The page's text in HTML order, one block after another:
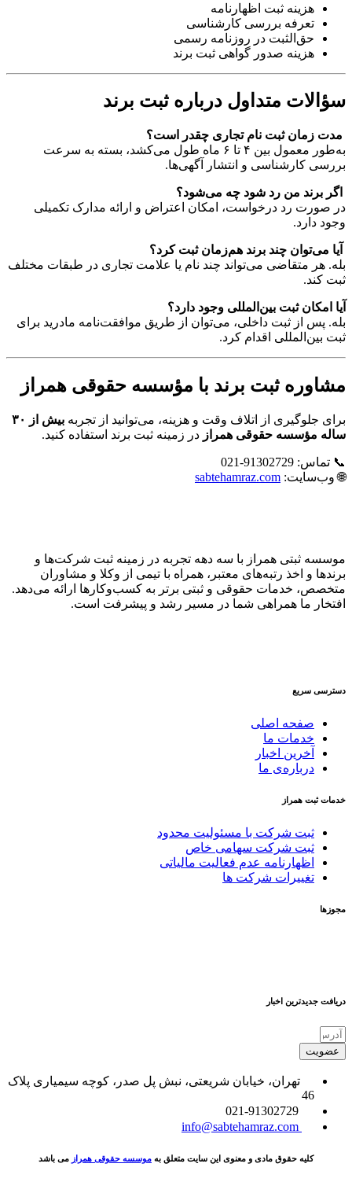
هزینه ثبت اظهارنامه
تعرفه بررسی کارشناسی
حق‌الثبت در روزنامه رسمی
هزینه صدور گواهی ثبت برند
سؤالات متداول درباره ثبت برند
مدت زمان ثبت نام تجاری چقدر است؟
به‌طور معمول بین ۴ تا ۶ ماه طول می‌کشد، بسته به سرعت
بررسی کارشناسی و انتشار آگهی‌ها.
اگر برند من رد شود چه می‌شود؟
در صورت رد درخواست، امکان اعتراض و ارائه مدارک تکمیلی
وجود دارد.
آیا می‌توان چند برند هم‌زمان ثبت کرد؟
بله. هر متقاضی می‌تواند چند نام یا علامت تجاری در طبقات مختلف
ثبت کند.
آیا امکان ثبت بین‌المللی وجود دارد؟
بله. پس از ثبت داخلی، می‌توان از طریق موافقت‌نامه مادرید برای
ثبت بین‌المللی اقدام کرد.
مشاوره ثبت برند با مؤسسه حقوقی همراز
برای جلوگیری از اتلاف وقت و هزینه، می‌توانید از تجربه
بیش از ۳۰
ساله مؤسسه حقوقی همراز در زمینه ثبت برند استفاده کنید.
📞 تماس: 91302729-021
🌐 وب‌سایت: sabtehamraz.com
موسسه ثبتی همراز با سه دهه تجربه در زمینه ثبت شرکت‌ها و
برندها و اخذ رتبه‌های معتبر، همراه با تیمی از وکلا و مشاوران
متخصص، خدمات حقوقی و ثبتی برتر به کسب‌وکارها ارائه می‌دهد.
افتخار ما همراهی شما در مسیر رشد و پیشرفت است.
دسترسی سریع
صفحه اصلی
خدمات ما
آخرین اخبار
درباره‌ی ما
خدمات ثبت همراز
ثبت شرکت با مسئولیت محدود
ثبت شرکت سهامی خاص
اظهارنامه عدم فعالیت مالیاتی
تغییرات شرکت ها
مجوزها
دریافت جدیدترین اخبار
عضویت
تهران، خیابان شریعتی، نبش پل صدر، کوچه سیمیاری پلاک
46
021-91302729
info@sabtehamraz.com
کلیه حقوق مادی و معنوی این سایت متعلق به موسسه حقوقی همراز می باشد